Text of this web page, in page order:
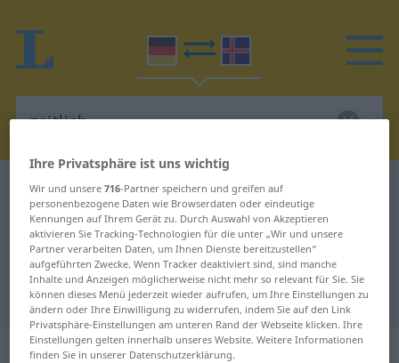
Deutsch-Isländisch Wörterbuch zeitlich
Deutsch-Isländisch Übersetzung
für "zeitlich"
"zeitlich" Isländisch Übersetzung
„zeitlich“
Ihre Privatsphäre ist uns wichtig
Wir und unsere716-Partner speichern und greifen auf
personenbezogene Daten wie Browserdaten oder eindeutige
Kennungen auf Ihrem Gerät zu. Durch Auswahl von Akzeptieren
aktivieren Sie Tracking-Technologien für die unter „Wir und unsere
Partner verarbeiten Daten, um Ihnen Dienste bereitzustellen“
aufgeführten Zwecke. Wenn Tracker deaktiviert sind, sind manche
Inhalte und Anzeigen möglicherweise nicht mehr so relevant für Sie. Sie
können dieses Menü jederzeit wieder aufrufen, um Ihre Einstellungen zu
ändern oder Ihre Einwilligung zu widerrufen, indem Sie auf den Link
Privatsphäre-Einstellungen am unteren Rand der Webseite klicken. Ihre
Einstellungen gelten innerhalb unseres Website. Weitere Informationen
finden Sie in unserer Datenschutzerklärung.